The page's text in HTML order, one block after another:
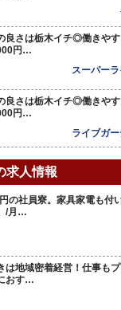
良さは栃木イチ◎働きや
円…
スーパー
良さは栃木イチ◎働きや
円…
ライブガ
求人情報
の社員寮。家具家電も付
/月…
は地域密着経営！仕事も
おす…